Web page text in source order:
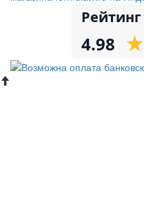
Рейтинг
4.98 ★
★